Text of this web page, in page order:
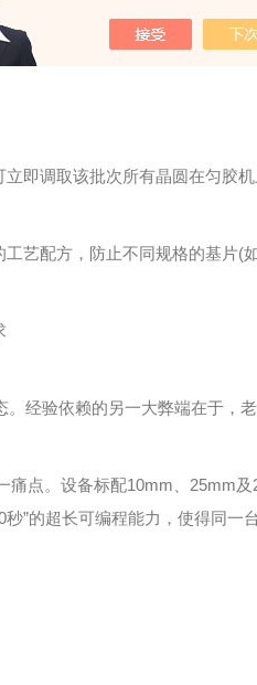
的工艺参数(如实际转速曲线、
即调取该批次所有晶圆在匀胶
艺配方，防止不同规格的基片(
验依赖的另一大弊端在于，老
点。设备标配10mm、25mm及
秒”的超长可编程能力，使得同